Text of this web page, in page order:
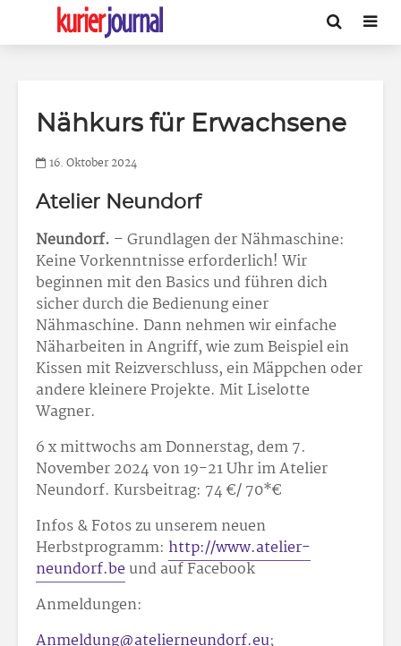
Nähkurs für Erwachsene
16. Oktober 2024
Atelier Neundorf
Neundorf. – Grundlagen der Nähmaschine:
Keine Vorkenntnisse erforderlich! Wir
beginnen mit den Basics und führen dich
sicher durch die Bedienung einer
Nähmaschine. Dann nehmen wir einfache
Näharbeiten in Angriff, wie zum Beispiel ein
Kissen mit Reizverschluss, ein Mäppchen oder
andere kleinere Projekte. Mit Liselotte
Wagner.
6 x mittwochs am Donnerstag, dem 7.
November 2024 von 19-21 Uhr im Atelier
Neundorf. Kursbeitrag: 74 €/ 70*€
Infos & Fotos zu unserem neuen
Herbstprogramm: http://www.atelier-
neundorf.beund auf Facebook
Anmeldungen:
Anmeldung@atelierneundorf.eu;